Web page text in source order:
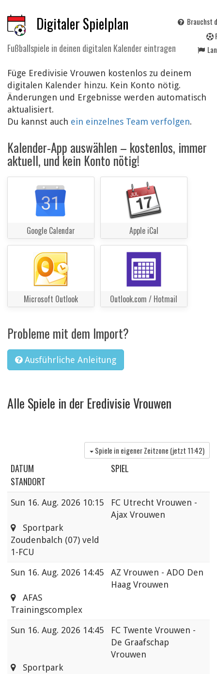
Digitaler Spielplan
Fußballspiele in deinen digitalen Kalender eintragen
Brauchst
Füge Eredivisie Vrouwen kostenlos zu deinem
digitalen Kalender hinzu. Kein Konto nötig.
Änderungen und Ergebnisse werden automatisch
aktualisiert.
Du kannst auch ein einzelnes Team verfolgen.
Kalender-App auswählen – kostenlos, immer
aktuell, und kein Konto nötig!
Google Calendar Apple iCal
Microsoft Outlook Outlook.com / Hotmail
Probleme mit dem Import?
Ausführliche Anleitung
Alle Spiele in der Eredivisie Vrouwen
Spiele in eigener Zeitzone (jetzt 11:42)
DATUM
SPIEL
STANDORT
Sun 16. Aug. 2026 10:15
FC Utrecht Vrouwen -
Ajax Vrouwen
Sportpark
Zoudenbalch (07) veld
1-FCU
Sun 16. Aug. 2026 14:45
AZ Vrouwen - ADO Den
Haag Vrouwen
AFAS
Trainingscomplex
Sun 16. Aug. 2026 14:45
FC Twente Vrouwen -
De Graafschap
Vrouwen
Sportpark